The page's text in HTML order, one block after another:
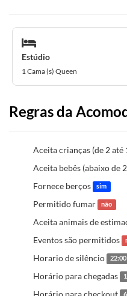
Estúdio
1 Cama (s) Queen
Regras da
Aceita crianças (de 2 até
Aceita bebês (abaixo de
Fornece berços sim
Permitido fumar não
Aceita animais de
Eventos são permitidos
Horario de silêncio
Horário para chegadas
Horário para checkout